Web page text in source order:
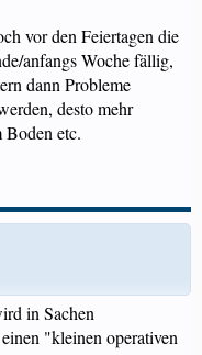
vor den Feiertagen die
anfangs Woche fällig,
dann Probleme
desto mehr
Boden etc.
in Sachen
"kleinen operativen